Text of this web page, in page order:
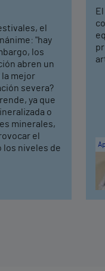
el
"hay
los
abren un
la mejor
severa?
ya que
o
minerales,
el
los niveles de